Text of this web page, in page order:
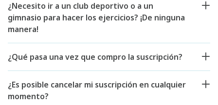
¿Necesito ir a un club deportivo o a un
gimnasio para hacer los ejercicios? ¡De ninguna
manera!
¿Qué pasa una vez que compro la suscripción?
¿Es posible cancelar mi suscripción en cualquier
momento?